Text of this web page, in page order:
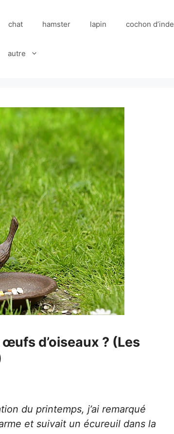
chat hamster lapin cochon d’inde
autre
d’oiseaux ? (Les
du printemps, j’ai remarqué
et suivait un écureuil dans la